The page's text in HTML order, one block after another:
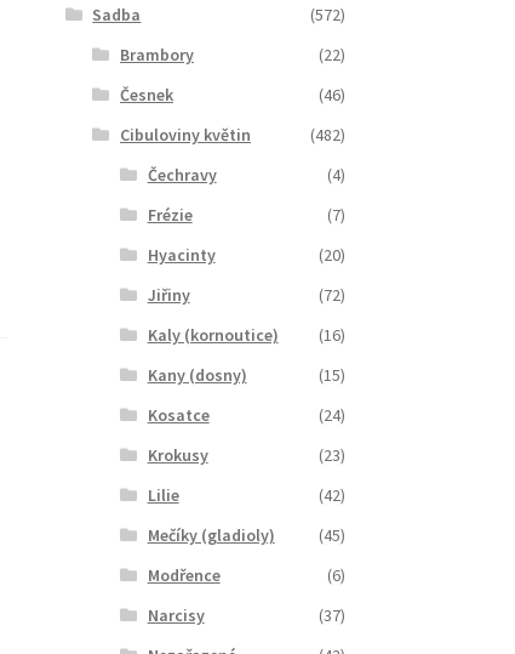
Sadba
(572)
Brambory
(22)
Česnek
(46)
Cibuloviny květin
(482)
Čechravy
(4)
Frézie
(7)
Hyacinty
(20)
Jiřiny
(72)
Kaly (kornoutice)
(16)
Kany (dosny)
(15)
Kosatce
(24)
Krokusy
(23)
Lilie
(42)
Mečíky (gladioly)
(45)
Modřence
(6)
Narcisy
(37)